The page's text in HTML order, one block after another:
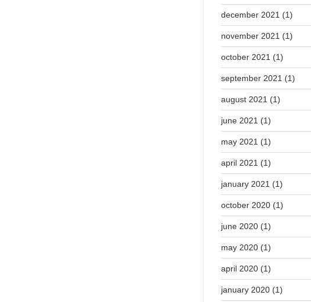
december 2021 (1)
november 2021 (1)
october 2021 (1)
september 2021 (1)
august 2021 (1)
june 2021 (1)
may 2021 (1)
april 2021 (1)
january 2021 (1)
october 2020 (1)
june 2020 (1)
may 2020 (1)
april 2020 (1)
january 2020 (1)